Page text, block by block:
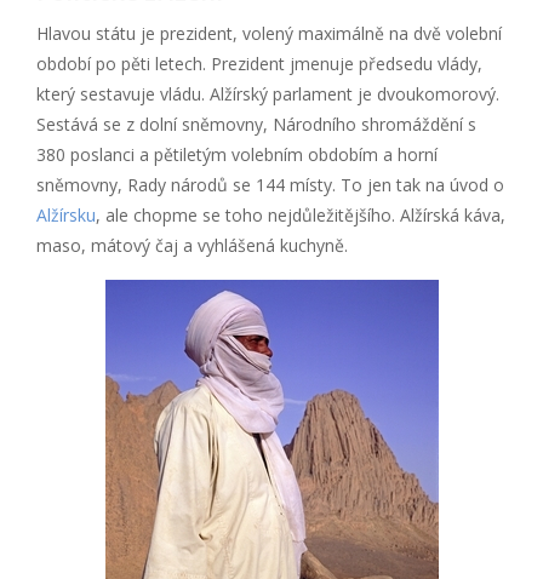
Hlavou státu je prezident, volený maximálně na dvě volební
období po pěti letech. Prezident jmenuje předsedu vlády,
který sestavuje vládu. Alžírský parlament je dvoukomorový.
Sestává se z dolní sněmovny, Národního shromáždění s
380 poslanci a pětiletým volebním obdobím a horní
sněmovny, Rady národů se 144 místy. To jen tak na úvod o
Alžírsku, ale chopme se toho nejdůležitějšího. Alžírská káva,
maso, mátový čaj a vyhlášená kuchyně.